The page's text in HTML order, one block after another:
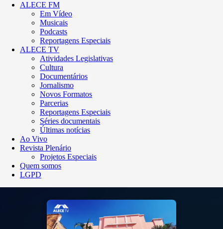
ALECE FM
Em Vídeo
Musicais
Podcasts
Reportagens Especiais
ALECE TV
Atividades Legislativas
Cultura
Documentários
Jornalismo
Novos Formatos
Parcerias
Reportagens Especiais
Séries documentais
Últimas notícias
Ao Vivo
Revista Plenário
Projetos Especiais
Quem somos
LGPD